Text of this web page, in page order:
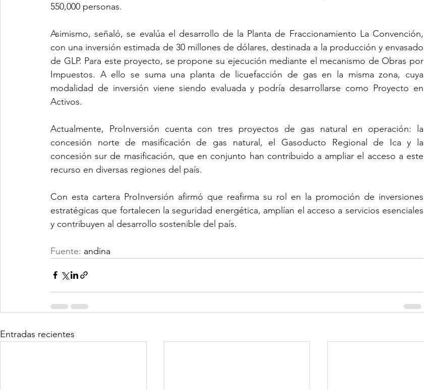
550,000 personas.
Asimismo, señaló, se evalúa el desarrollo de la Planta de Fraccionamiento La Convención,
con una inversión estimada de 30 millones de dólares, destinada a la producción y envasado
de GLP. Para este proyecto, se propone su ejecución mediante el mecanismo de Obras por
Impuestos. A ello se suma una planta de licuefacción de gas en la misma zona, cuya
modalidad de inversión viene siendo evaluada y podría desarrollarse como Proyecto en
Activos.
Actualmente, ProInversión cuenta con tres proyectos de gas natural en operación: la
concesión norte de masificación de gas natural, el Gasoducto Regional de Ica y la
concesión sur de masificación, que en conjunto han contribuido a ampliar el acceso a este
recurso en diversas regiones del país.
Con esta cartera ProInversión afirmó que reafirma su rol en la promoción de inversiones
estratégicas que fortalecen la seguridad energética, amplían el acceso a servicios esenciales
y contribuyen al desarrollo sostenible del país.
Fuente: andina
Entradas recientes